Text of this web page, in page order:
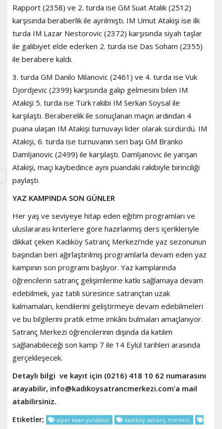
Rapport (2358) ve 2. turda ise GM Suat Atalık (2512)
karşısında beraberlik ile ayrılmıştı. IM Umut Atakişi ise ilk
turda IM Lazar Nestorovic (2372) karşısında siyah taşlar
ile galibiyet elde ederken 2. turda ise Das Soham (2355)
ile berabere kaldı.
3. turda GM Danilo Milanovic (2461) ve 4. turda ise Vuk
Djordjevic (2399) karşısında galip gelmesini bilen IM
Atakişi 5. turda ise Türk rakibi IM Serkan Soysal ile
karşılaştı. Beraberelik ile sonuçlanan maçın ardından 4
puana ulaşan IM Atakişi turnuvayı lider olarak sürdürdü. IM
Atakişi, 6. turda ise turnuvanın seri başı GM Branko
Damljanovic (2499) ile karşılaştı. Damljanovic ile yarışan
Atakişi, maçı kaybedince aynı puandaki rakibiyle birinciliği
paylaştı.
YAZ KAMPINDA SON GÜNLER
Her yaş ve seviyeye hitap eden eğitim programları ve
uluslararası kriterlere göre hazırlanmış ders içerikleriyle
dikkat çeken Kadıköy Satranç Merkezi’nde yaz sezonunun
başından beri ağırlaştırılmış programlarla devam eden yaz
kampının son programı başlıyor. Yaz kamplarında
öğrencilerin satranç gelişimlerine katkı sağlamaya devam
edebilmek, yaz tatili süresince satrançtan uzak
kalmamaları, kendilerini geliştirmeye devam edebilmeleri
ve bu bilgilerini pratik etme imkânı bulmaları amaçlanıyor.
Satranç Merkezi öğrencilerinin dışında da katılım
sağlanabileceği son kamp 7 ile 14 Eylül tarihleri arasında
gerçekleşecek.
Detaylı bilgi ve kayıt için (0216) 418 10 62 numarasını
arayabilir, info@kadikoysatrancmerkezi.com’a mail
atabilirsiniz.
Etiketler; alper kaan yurdakul kadıköy satranç merkezi